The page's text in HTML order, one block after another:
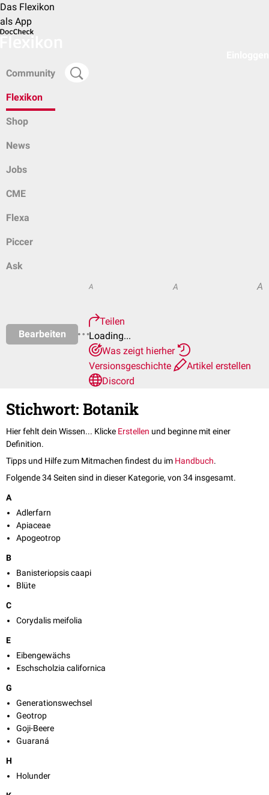
Das Flexikon
als App
Community
Flexikon
Shop
News
Jobs
CME
Flexa
Piccer
Ask
Bearbeiten
A A A
Teilen
Loading...
Was zeigt hierher
Versionsgeschichte
Artikel erstellen
Discord
Stichwort: Botanik
Hier fehlt dein Wissen... Klicke Erstellen und beginne mit einer
Definition.
Tipps und Hilfe zum Mitmachen findest du im Handbuch.
Folgende 34 Seiten sind in dieser Kategorie, von 34 insgesamt.
A
Adlerfarn
Apiaceae
Apogeotrop
B
Banisteriopsis caapi
Blüte
C
Corydalis meifolia
E
Eibengewächs
Eschscholzia californica
G
Generationswechsel
Geotrop
Goji-Beere
Guaraná
H
Holunder